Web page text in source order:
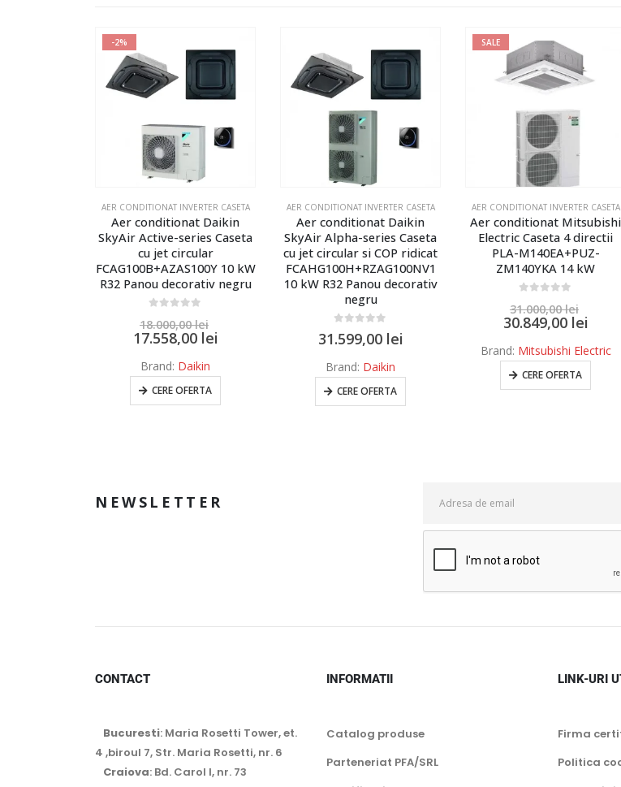
AER CONDITIONAT INVERTER CASETA
Aer conditionat Daikin
SkyAir Alpha-series Caseta
cu jet circular si COP ridicat
FCAHG100H+RZAG100NV1
10 kW R32 Panou decorativ
negru
0out of 5
31.599,00 lei
Brand: Daikin
CERE OFERTA
AER CONDITIONAT INVERTER CASETA
Aer conditionat Mitsubishi
Electric Caseta 4 directii
PLA-M140EA+PUZ-
ZM140YKA 14 kW
out of 5
31.000,00
30.849,00
Mitsubishi Electric
CERE OFERTA
AER CONDITIONAT INVERTER CASETA
Aer conditionat Mitsubishi
Electric Caseta 4 directii Eco
Standard Inverter PLA-
SM140EA+PUZ-SM140VKA
14kW(Monofazat)
0out of 5
20.499,00 lei
Brand: Mitsubishi Electric
CERE OFERTA
NEWSLETTER
CONTACT
Bucuresti: Maria Rosetti Tower, et.
4 ,biroul 7, Str. Maria Rosetti, nr. 6
Craiova: Bd. Carol I, nr. 73
INFORMATII
Catalog produse
Parteneriat PFA/SRL
LINK-URI
Firma
Politica